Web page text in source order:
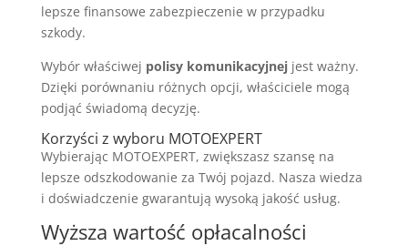
lepsze finansowe zabezpieczenie w przypadku
szkody.
Wybór właściwej polisy komunikacyjnejjest ważny.
Dzięki porównaniu różnych opcji, właściciele mogą
podjąć świadomą decyzję.
Korzyści z wyboru MOTOEXPERT
Wybierając MOTOEXPERT, zwiększasz szansę na
lepsze odszkodowanie za Twój pojazd. Nasza wiedza
i doświadczenie gwarantują wysoką jakość usług.
Wyższa wartość opłacalności